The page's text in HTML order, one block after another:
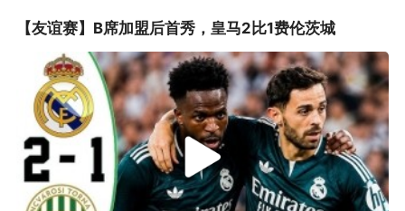
【友谊赛】B席加盟后首秀，皇马2比1费伦茨城